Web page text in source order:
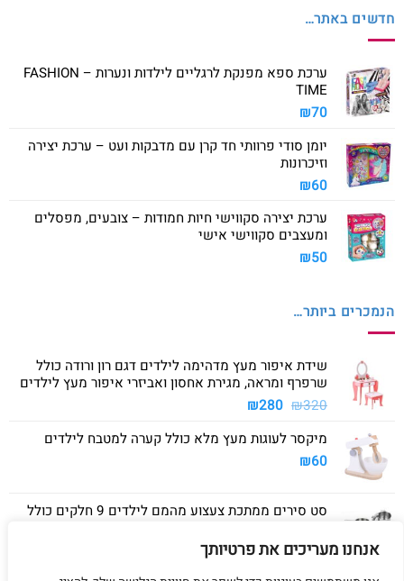
אנחנו מעריכים את פרטיותך
חדשים באתר…
ערכת ספא מפנקת לרגליים לילדות ונערות – FASHION
TIME
₪70
יומן סודי פרוותי חד קרן עם מדבקות ועט – ערכת יצירה
וזיכרונות
₪60
ערכת יצירה סקווישי חיות חמודות – צובעים, מפסלים
ומעצבים סקווישי אישי
₪50
הנמכרים ביותר…
שידת איפור מעץ מדהימה לילדים דגם רון ורודה כולל
שרפרף ומראה, מגירת אחסון ואביזרי איפור מעץ לילדים
₪320
המחיר
היה:
₪280 המחיר
הוא:
מיקסר לעוגות מעץ מלא כולל קערה למטבח לילדים
₪60
סט סירים ממתכת צעצוע מהמם לילדים 9 חלקים כולל
₪40